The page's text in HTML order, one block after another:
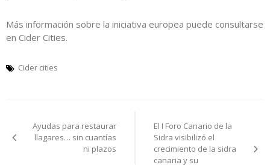
Más información sobre la iniciativa europea puede consultarse
en Cider Cities.
Cider cities
de
Ayudas para restaurar
llagares… sin cuantías
ni plazos
El I Foro Canario de la
Sidra visibilizó el
crecimiento de la sidra
canaria y su